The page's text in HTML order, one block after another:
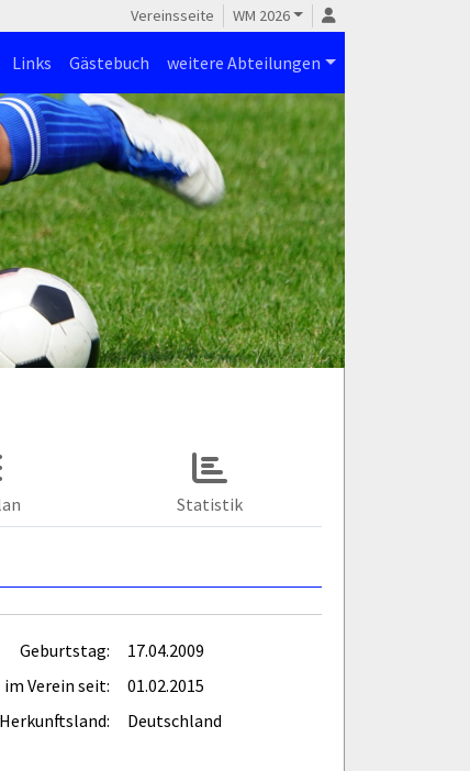
Vereinsseite WM 2026
Links Gästebuch weitere Abteilungen
Statistik
Geburtstag:
17.04.2009
im Verein seit:
01.02.2015
Herkunftsland:
Deutschland